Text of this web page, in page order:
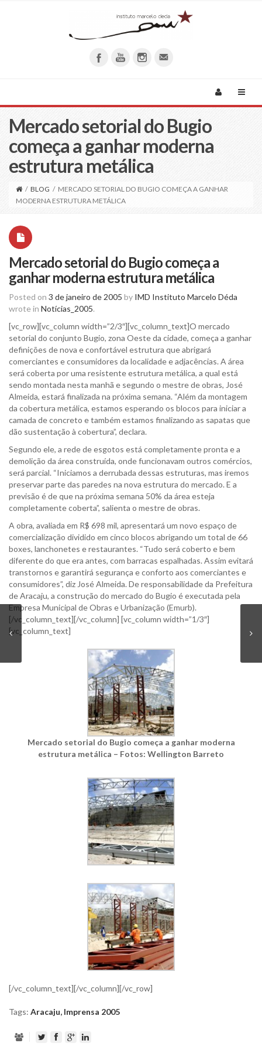
Mercado setorial do Bugio
começa a ganhar moderna
estrutura metálica
/ BLOG / MERCADO SETORIAL DO BUGIO COMEÇA A GANHAR
MODERNA ESTRUTURA METÁLICA
Mercado setorial do Bugio começa a
ganhar moderna estrutura metálica
Posted on 3 de janeiro de 2005 by IMD Instituto Marcelo Déda
wrote in Notícias_2005.
[vc_row][vc_column width=”2/3″][vc_column_text]O mercado
setorial do conjunto Bugio, zona Oeste da cidade, começa a ganhar
definições de nova e confortável estrutura que abrigará
comerciantes e consumidores da localidade e adjacências. A área
será coberta por uma resistente estrutura metálica, a qual está
sendo montada nesta manhã e segundo o mestre de obras, José
Almeida, estará finalizada na próxima semana. “Além da montagem
da cobertura metálica, estamos esperando os blocos para iniciar a
camada de concreto e também estamos finalizando as sapatas que
dão sustentação à cobertura”, declara.
Segundo ele, a rede de esgotos está completamente pronta e a
demolição da área construída, onde funcionavam outros comércios,
será parcial. “Iniciamos a derrubada dessas estruturas, mas iremos
preservar parte das paredes na nova estrutura do mercado. E a
previsão é de que na próxima semana 50% da área esteja
completamente coberta”, salienta o mestre de obras.
A obra, avaliada em R$ 698 mil, apresentará um novo espaço de
comercialização dividido em cinco blocos abrigando um total de 66
boxes, lanchonetes e restaurantes. “Tudo será coberto e bem
diferente do que era antes, com barracas espalhadas. Assim evitará
transtornos e garantirá segurança e conforto aos comerciantes e
consumidores”, diz José Almeida. De responsabilidade da Prefeitura
de Aracaju, a construção do mercado do Bugio é executada pela
Empresa Municipal de Obras e Urbanização (Emurb).
[/vc_column_text][/vc_column] [vc_column width=”1/3″]
[vc_column_text]
Mercado setorial do Bugio começa a ganhar moderna
estrutura metálica – Fotos: Wellington Barreto
[/vc_column_text][/vc_column][/vc_row]
Tags: Aracaju, Imprensa 2005